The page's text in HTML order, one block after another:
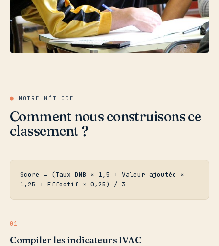
● NOTRE MÉTHODE
Comment nous construisons ce
classement ?
Score = (Taux DNB × 1,5 + Valeur ajoutée ×
1,25 + Effectif × 0,25) / 3
01
Compiler les indicateurs IVAC